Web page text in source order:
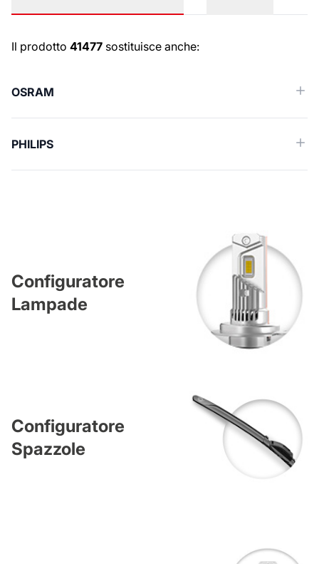
Ricambi simili (Cross reference)
Il prodotto 41477 sostituisce anche:
OSRAM
PHILIPS
Configuratore
Lampade
Configuratore
Spazzole